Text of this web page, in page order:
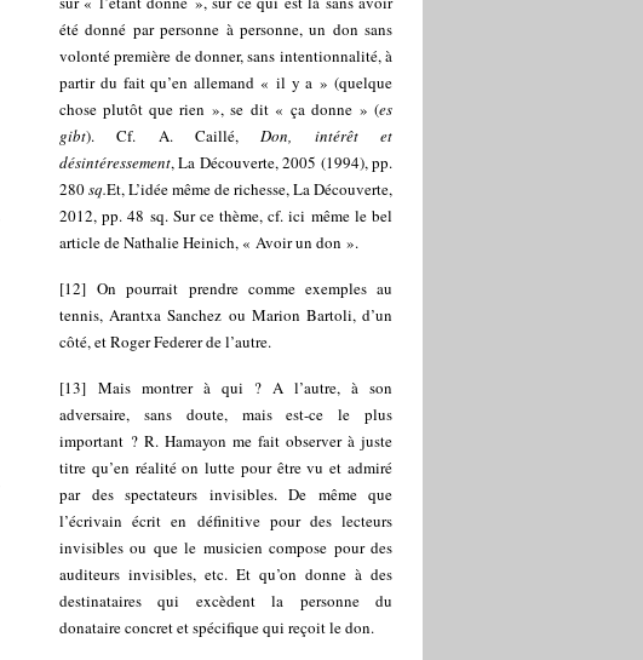
été donné par personne à personne, un don sans
volonté première de donner, sans intentionnalité, à
partir du fait qu’en allemand « il y a » (quelque
chose plutôt que rien », se dit « ça donne » (es
gibt). Cf. A. Caillé,Don, intérêt et
désintéressement, La Découverte, 2005 (1994), pp.
280sq.Et, L’idée même de richesse, La Découverte,
2012, pp. 48 sq. Sur ce thème, cf. ici même le bel
article de Nathalie Heinich, « Avoir un don ».
[12]On pourrait prendre comme exemples au
tennis, Arantxa Sanchez ou Marion Bartoli, d’un
côté, et Roger Federer de l’autre.
[13] Mais montrer à qui ? A l’autre, à son
adversaire, sans doute, mais est-ce le plus
important ? R. Hamayon me fait observer à juste
titre qu’en réalité on lutte pour être vu et admiré
par des spectateurs invisibles. De même que
l’écrivain écrit en définitive pour des lecteurs
invisibles ou que le musicien compose pour des
auditeurs invisibles, etc. Et qu’on donne à des
destinataires qui excèdent la personne du
donataire concret et spécifique qui reçoit le don.